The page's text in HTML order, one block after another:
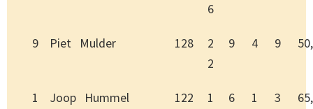
6
9 Piet Mulder 128
2
2
9 4 9
1
Joop Hummel 122
1
6 1 3